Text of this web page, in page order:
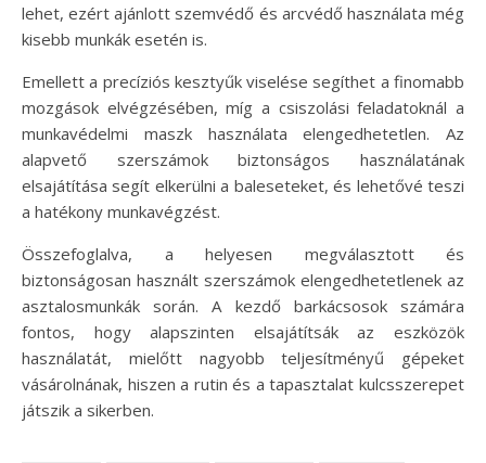
lehet, ezért ajánlott szemvédő és arcvédő használata még
kisebb munkák esetén is.
Emellett a precíziós kesztyűk viselése segíthet a finomabb
mozgások elvégzésében, míg a csiszolási feladatoknál a
munkavédelmi maszk használata elengedhetetlen. Az
alapvető szerszámok biztonságos használatának
elsajátítása segít elkerülni a baleseteket, és lehetővé teszi
a hatékony munkavégzést.
Összefoglalva, a helyesen megválasztott és
biztonságosan használt szerszámok elengedhetetlenek az
asztalosmunkák során. A kezdő barkácsosok számára
fontos, hogy alapszinten elsajátítsák az eszközök
használatát, mielőtt nagyobb teljesítményű gépeket
vásárolnának, hiszen a rutin és a tapasztalat kulcsszerepet
játszik a sikerben.